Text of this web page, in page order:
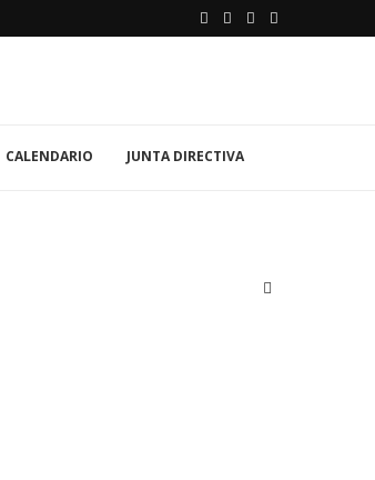
CALENDARIO JUNTA DIRECTIVA